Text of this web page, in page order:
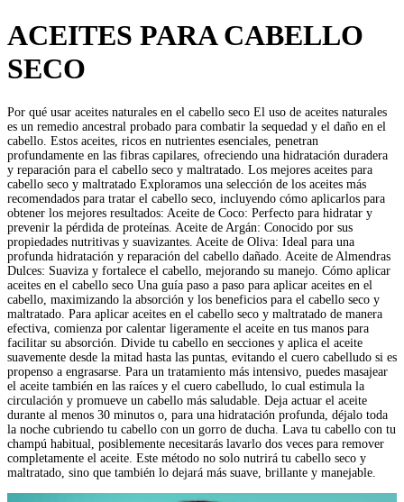
ACEITES PARA CABELLO
SECO
Por qué usar aceites naturales en el cabello seco El uso de aceites naturales
es un remedio ancestral probado para combatir la sequedad y el daño en el
cabello. Estos aceites, ricos en nutrientes esenciales, penetran
profundamente en las fibras capilares, ofreciendo una hidratación duradera
y reparación para el cabello seco y maltratado. Los mejores aceites para
cabello seco y maltratado Exploramos una selección de los aceites más
recomendados para tratar el cabello seco, incluyendo cómo aplicarlos para
obtener los mejores resultados: Aceite de Coco: Perfecto para hidratar y
prevenir la pérdida de proteínas. Aceite de Argán: Conocido por sus
propiedades nutritivas y suavizantes. Aceite de Oliva: Ideal para una
profunda hidratación y reparación del cabello dañado. Aceite de Almendras
Dulces: Suaviza y fortalece el cabello, mejorando su manejo. Cómo aplicar
aceites en el cabello seco Una guía paso a paso para aplicar aceites en el
cabello, maximizando la absorción y los beneficios para el cabello seco y
maltratado. Para aplicar aceites en el cabello seco y maltratado de manera
efectiva, comienza por calentar ligeramente el aceite en tus manos para
facilitar su absorción. Divide tu cabello en secciones y aplica el aceite
suavemente desde la mitad hasta las puntas, evitando el cuero cabelludo si es
propenso a engrasarse. Para un tratamiento más intensivo, puedes masajear
el aceite también en las raíces y el cuero cabelludo, lo cual estimula la
circulación y promueve un cabello más saludable. Deja actuar el aceite
durante al menos 30 minutos o, para una hidratación profunda, déjalo toda
la noche cubriendo tu cabello con un gorro de ducha. Lava tu cabello con tu
champú habitual, posiblemente necesitarás lavarlo dos veces para remover
completamente el aceite. Este método no solo nutrirá tu cabello seco y
maltratado, sino que también lo dejará más suave, brillante y manejable.